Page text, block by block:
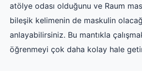
atölye odası olduğunu ve Raum
bileşik kelimenin de maskulin
anlayabilirsiniz. Bu mantıkla
öğrenmeyi çok daha kolay hale